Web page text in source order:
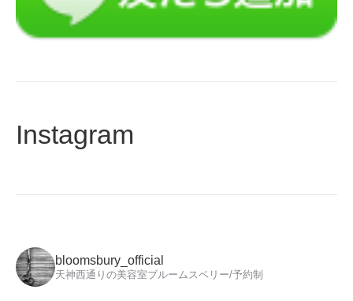
Instagram
bloomsbury_official
天神西通りの美容室ブルームスベリー/予約制